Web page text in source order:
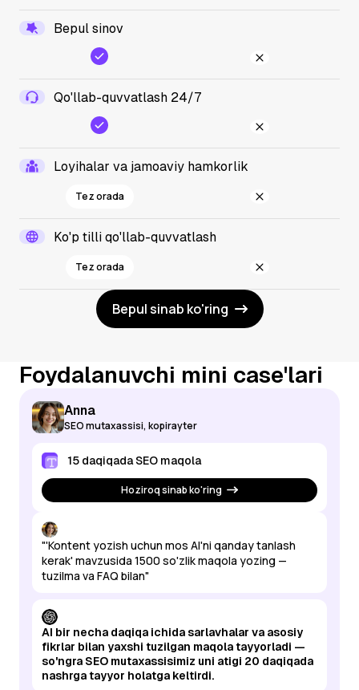
Bepul sinov
Qo'llab-quvvatlash 24/7
Loyihalar va jamoaviy hamkorlik
Tez orada
Ko'p tilli qo'llab-quvvatlash
Tez orada
Bepul sinab ko'ring
Foydalanuvchi mini case'lari
Anna
SEO mutaxassisi, kopirayter
15 daqiqada SEO maqola
Hoziroq sinab ko'ring
"'Kontent yozish uchun mos AI'ni qanday tanlash
kerak' mavzusida 1500 so'zlik maqola yozing —
tuzilma va FAQ bilan"
AI bir necha daqiqa ichida sarlavhalar va asosiy
fikrlar bilan yaxshi tuzilgan maqola tayyorladi —
so'ngra SEO mutaxassisimiz uni atigi 20 daqiqada
nashrga tayyor holatga keltirdi.